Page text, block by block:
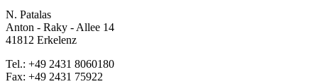
N. Patalas
Anton - Raky - Allee 14
41812 Erkelenz
Tel.: +49 2431 8060180
Fax: +49 2431 75922